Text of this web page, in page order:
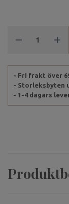
- Fri frakt över
- Storleksbyten
- 1-4 dagars